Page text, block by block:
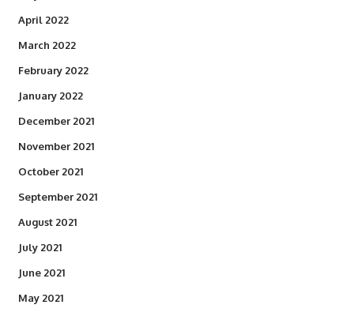
April 2022
March 2022
February 2022
January 2022
December 2021
November 2021
October 2021
September 2021
August 2021
July 2021
June 2021
May 2021